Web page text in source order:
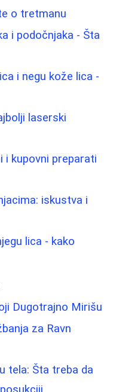
o tretmanu
i podočnjaka - Šta
i negu kože lica -
laserski
i kupovni preparati
iskustva i
lica - kako
Dugotrajno Mirišu
za Ravn
tela: Šta treba da